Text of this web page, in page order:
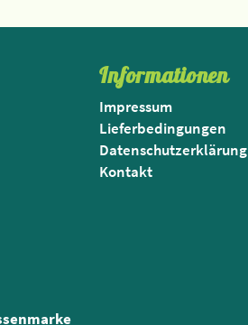
Informationen
Impressum
Lieferbedingungen
Datenschutzerklärung
Kontakt